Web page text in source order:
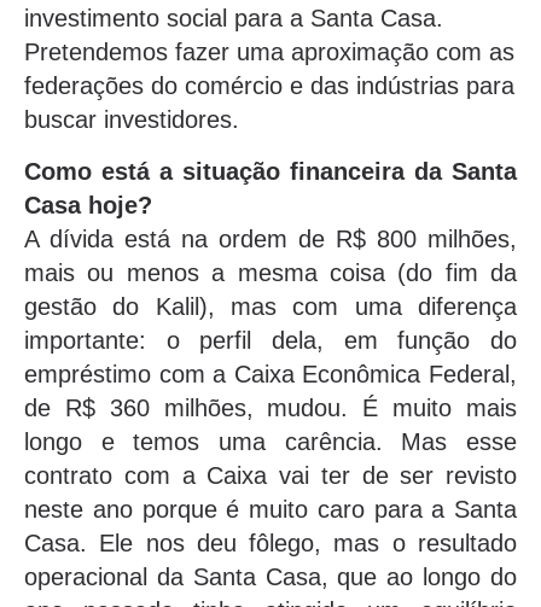
investimento social para a Santa Casa.
Pretendemos fazer uma aproximação com as
federações do comércio e das indústrias para
buscar investidores.
Como está a situação financeira da Santa
Casa hoje?
A dívida está na ordem de R$ 800 milhões,
mais ou menos a mesma coisa (do fim da
gestão do Kalil), mas com uma diferença
importante: o perfil dela, em função do
empréstimo com a Caixa Econômica Federal,
de R$ 360 milhões, mudou. É muito mais
longo e temos uma carência. Mas esse
contrato com a Caixa vai ter de ser revisto
neste ano porque é muito caro para a Santa
Casa. Ele nos deu fôlego, mas o resultado
operacional da Santa Casa, que ao longo do